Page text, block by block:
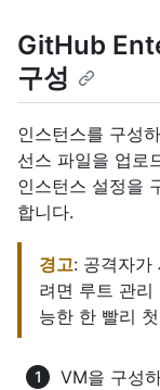
GitHub
구성
인스턴스를 구성
선스 파일을 업로
인스턴스 설정을
합니다.
경고: 공격자가
려면 루트 관
능한 한 빨리
VM을 구성